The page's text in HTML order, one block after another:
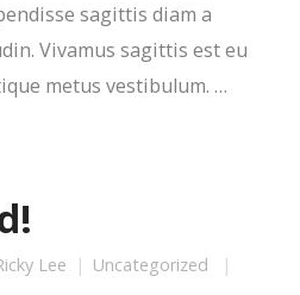
sagittis diam a
Vivamus sagittis est eu
metus vestibulum. …
Lee
Uncategorized